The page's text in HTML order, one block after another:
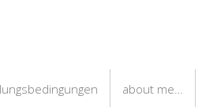
about me…